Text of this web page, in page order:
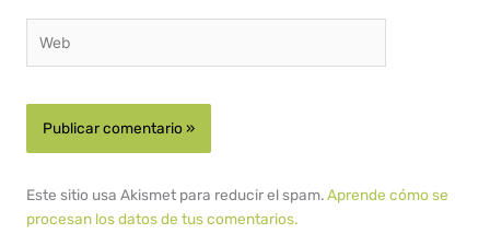
Este sitio usa Akismet para reducir el spam.Aprende cómo se
procesan los datos de tus comentarios.